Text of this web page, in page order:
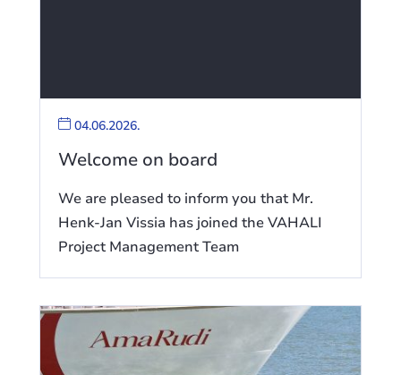
04.06.2026.
Welcome on board
We are pleased to inform you that Mr.
Henk-Jan Vissia has joined the VAHALI
Project Management Team